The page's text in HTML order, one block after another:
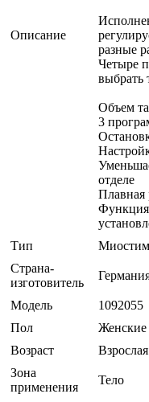
Описание
разные
Четыре
выбрать
Объем
3
отделе
Плавная
Функция
Тип
Страна-
изготовитель
Модель
1092055
Пол
Женские
Возраст
Взрослая
Зона
применения
Тело